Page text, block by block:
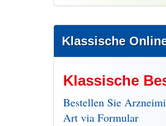
Klassische
Klassische
Bestellen Sie
Art via Formular